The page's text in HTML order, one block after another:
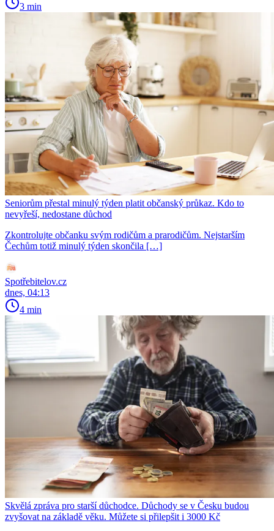
3 min
Seniorům přestal minulý týden platit občanský průkaz. Kdo to
nevyřeší, nedostane důchod
Zkontrolujte občanku svým rodičům a prarodičům. Nejstarším
Čechům totiž minulý týden skončila […]
Spotřebitelov.cz
dnes, 04:13
4 min
Skvělá zpráva pro starší důchodce. Důchody se v Česku budou
zvyšovat na základě věku. Můžete si přilepšit i 3000 Kč